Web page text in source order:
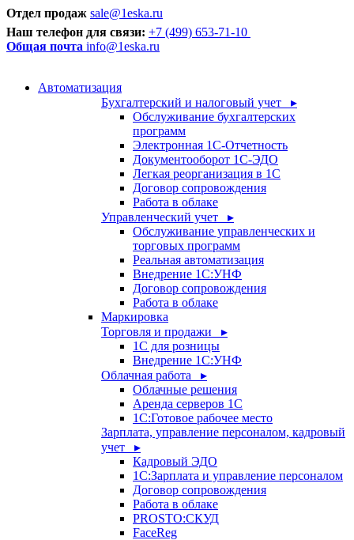
Отдел продаж sale@1eska.ru
Наш телефон для связи: +7 (499) 653-71-10
Общая почта info@1eska.ru
Автоматизация
Бухгалтерский и налоговый учет ▸
Обслуживание бухгалтерских
программ
Электронная 1С-Отчетность
Документооборот 1С-ЭДО
Легкая реорганизация в 1С
Договор сопровождения
Работа в облаке
Управленческий учет ▸
Обслуживание управленческих и
торговых программ
Реальная автоматизация
Внедрение 1С:УНФ
Договор сопровождения
Работа в облаке
Маркировка
Торговля и продажи ▸
1С для розницы
Внедрение 1С:УНФ
Облачная работа ▸
Облачные решения
Аренда серверов 1С
1C:Готовое рабочее место
Зарплата, управление персоналом, кадровый
учет ▸
Кадровый ЭДО
1С:Зарплата и управление персоналом
Договор сопровождения
Работа в облаке
PROSTO:СКУД
FaceReg